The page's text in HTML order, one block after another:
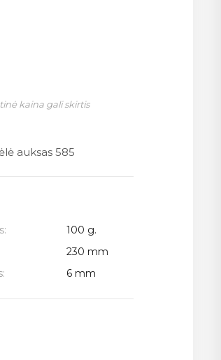
kaina gali skirtis
auksas 585
100 g.
230 mm
6 mm